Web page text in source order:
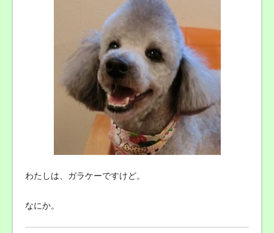
わたしは、ガラケーですけど。
なにか。